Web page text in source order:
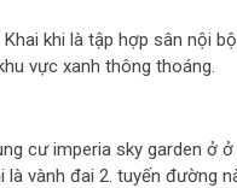
khi là tập hợp sân nội
vực xanh thông thoáng.
cư imperia sky garden ở
vành đai 2. tuyến đường